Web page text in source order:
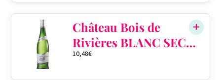
Château Bois de
Rivières BLANC SEC
PERLÉ AOP
10,48€